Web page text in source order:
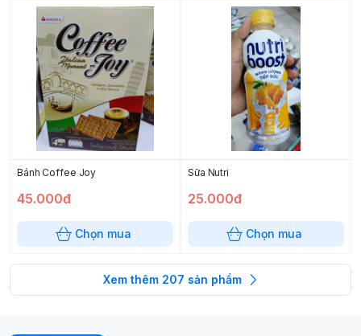
Bánh Coffee Joy
45.000đ
Chọn mua
Sữa Nutri
25.000đ
Chọn mua
Xem thêm 207 sản phẩm